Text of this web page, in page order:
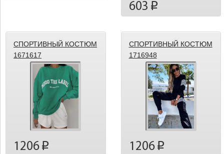
603 p
СПОРТИВНЫЙ КОСТЮМ
1671617
1206 p
СПОРТИВНЫЙ КОСТЮМ
1716948
1206p